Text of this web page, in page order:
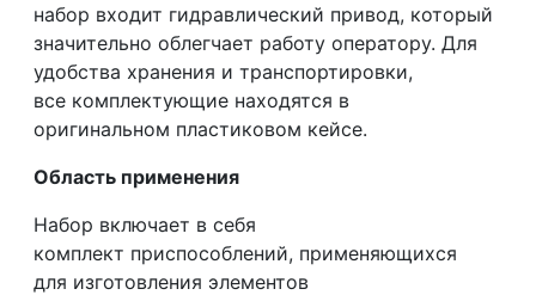
набор входит гидравлический привод, который
значительно облегчает работу оператору. Для
удобства хранения и транспортировки,
все комплектующие находятся в
оригинальном пластиковом кейсе.
Область применения
Набор включает в себя
комплект приспособлений, применяющихся
для изготовления элементов